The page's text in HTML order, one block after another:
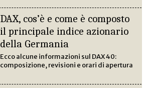
DAX, cos’è e come è composto
il principale indice azionario
della Germania
Ecco alcune informazioni sul DAX 40:
composizione, revisioni e orari di apertura